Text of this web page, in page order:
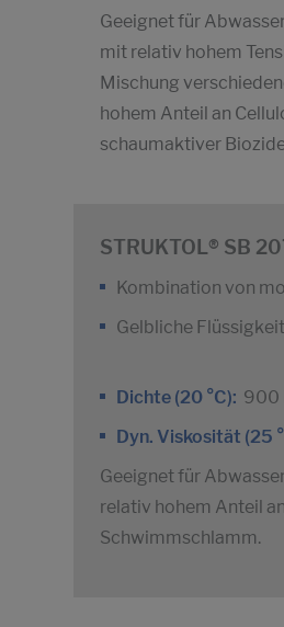
Geeignet für
mit relativ hohem
Mischung
hohem Anteil an
schaumaktiver
STRUKTOL® SB
Kombination von
Gelbliche Flüssigkeit
Dichte (20 °C): 900
Dyn. Viskosität (25
Geeignet für
relativ hohem Anteil
Schwimmschlamm.